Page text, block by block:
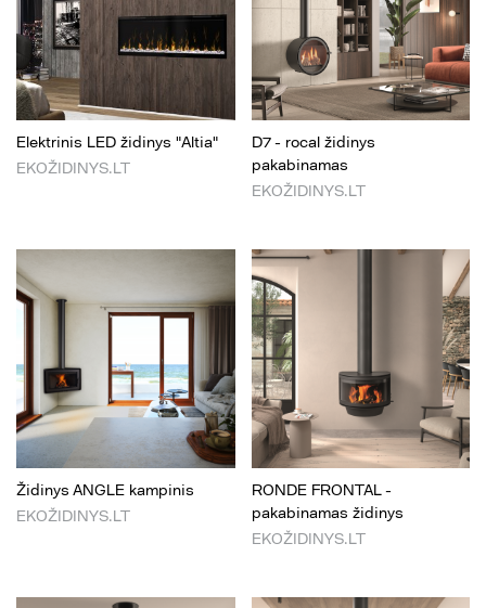
Elektrinis LED židinys "Altia"
EKOŽIDINYS.LT
D7 - rocal židinys
pakabinamas
EKOŽIDINYS.LT
Židinys ANGLE kampinis
EKOŽIDINYS.LT
RONDE FRONTAL -
pakabinamas židinys
EKOŽIDINYS.LT